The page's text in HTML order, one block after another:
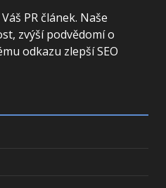
PR článek. Naše
zvýší podvědomí o
odkazu zlepší SEO